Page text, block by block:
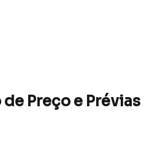
de Preço e Prévias